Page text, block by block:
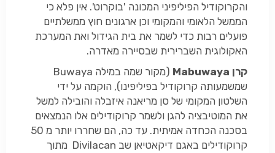
והקרוקודיל הפיליפיני המכונה 'בוקרוט'. אין פלא כי
הממשל הלאומי והמקומי וכן ארגונים חוץ ממשלתיים
פועלים רבות כדי לשמר את בית הגידול ואת המערכת
האקולוגית השברירית שבסיירה מאדרה.
קרן Mabuwaya
(מקור שמה במילה Buwaya
שמשמעותה קרוקודיל בפיליפינו), הוקמה על ידי
השלטון המקומי של סן מריאנה איזבלה והובילה למשל
את המוטיבציה להגן ולשמר קרוקודילים אלו הנמצאים
בסכנה הכחדה אמיתית. עד כה, הם שחררו יותר מ 50
קרוקודילים באגם דיקאטיאן שב Divilacan מתוך